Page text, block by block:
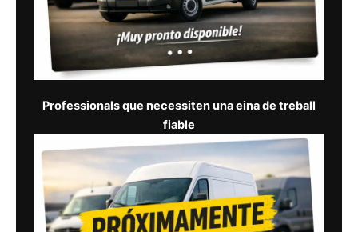
Professionals que necessiten una eina de treball
fiable